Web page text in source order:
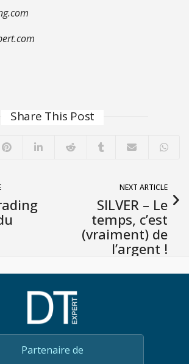
Share This Post
NEXT ARTICLE
SILVER – Le
temps, c’est
(vraiment) de
l’argent !
Partenaire de